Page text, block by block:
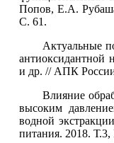
Попов, Е.А.
С. 61.
Актуальные
антиоксидантной
и др. // АПК
Влияние
высоким
водной
питания. 2018.